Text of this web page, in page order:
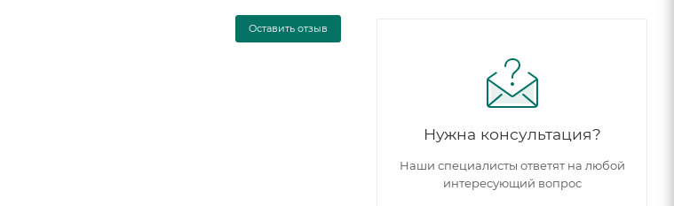
Оставить отзыв
Нужна консультация?
Наши специалисты ответят на любой
интересующий вопрос